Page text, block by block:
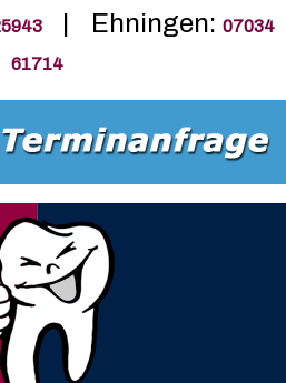
| Ehningen: 07034
61714